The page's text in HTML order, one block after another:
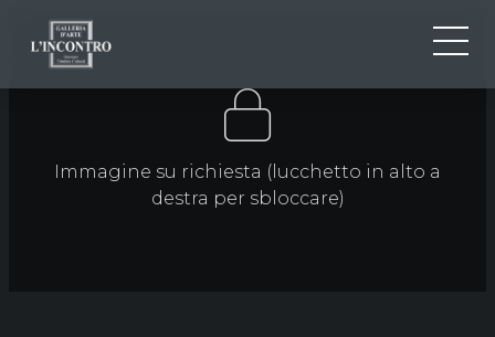
FR
ARTISTI E OPERE
Immagine su richiesta (lucchetto in alto a
destra per sbloccare)